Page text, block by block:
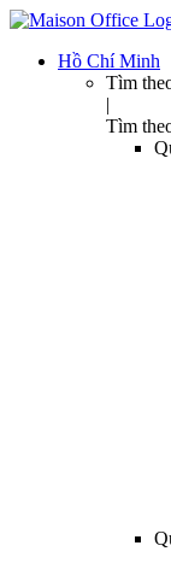
Hồ Chí Minh
Tìm
|
Tìm